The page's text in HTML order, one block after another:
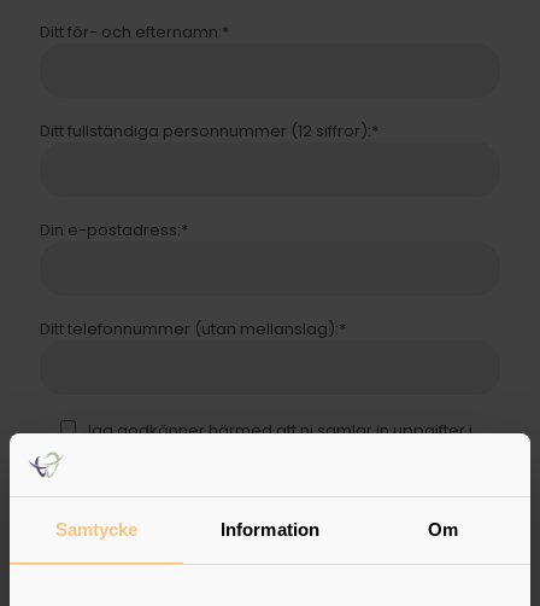
Samtycke Information Om
Ditt för- och efternamn:*
Ditt fullständiga personnummer (12 siffror):*
Din e-postadress:*
Ditt telefonnummer (utan mellanslag):*
Jag godkänner härmed att ni samlar in uppgifter i
enlighet med GDPR (
Ange valfritt meddelande: